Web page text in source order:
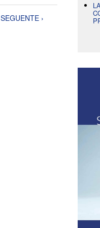
SEGUENTE ›